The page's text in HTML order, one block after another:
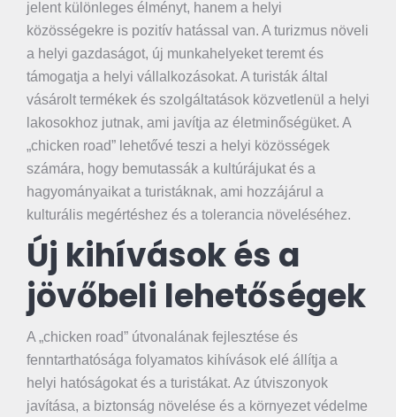
jelent különleges élményt, hanem a helyi
közösségekre is pozitív hatással van. A turizmus növeli
a helyi gazdaságot, új munkahelyeket teremt és
támogatja a helyi vállalkozásokat. A turisták által
vásárolt termékek és szolgáltatások közvetlenül a helyi
lakosokhoz jutnak, ami javítja az életminőségüket. A
„chicken road” lehetővé teszi a helyi közösségek
számára, hogy bemutassák a kultúrájukat és a
hagyományaikat a turistáknak, ami hozzájárul a
kulturális megértéshez és a tolerancia növeléséhez.
Új kihívások és a
jövőbeli lehetőségek
A „chicken road” útvonalának fejlesztése és
fenntarthatósága folyamatos kihívások elé állítja a
helyi hatóságokat és a turistákat. Az útviszonyok
javítása, a biztonság növelése és a környezet védelme